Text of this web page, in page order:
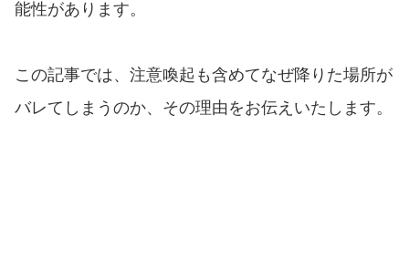
能性があります。
この記事では、注意喚起も含めてなぜ降りた場所が
バレてしまうのか、その理由をお伝えいたします。